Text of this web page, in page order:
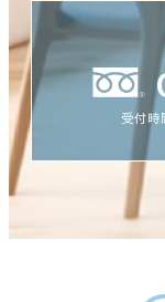
受付時